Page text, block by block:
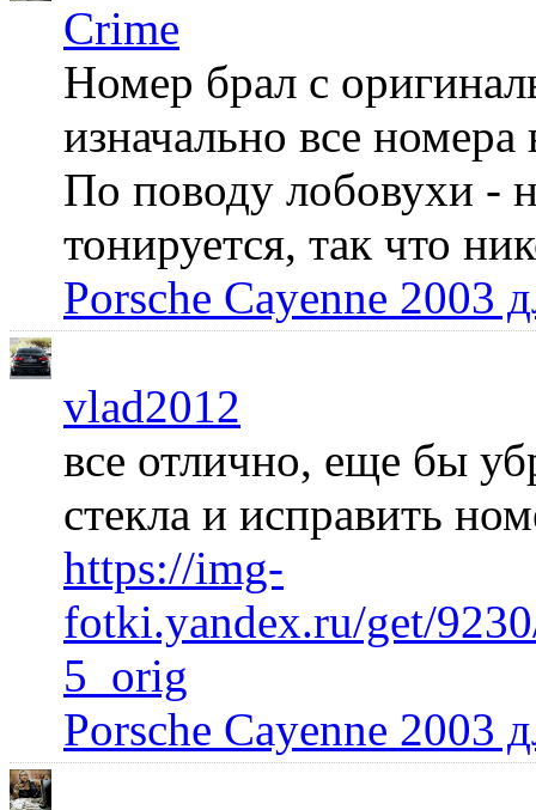
Crime
Номер брал с
изначально все
По поводу лобовухи -
тонируется, так что
Porsche Cayenne 2003
vlad2012
все отлично, еще бы
стекла и исправить
https://img-
fotki.yandex.ru/get/
5_orig
Porsche Cayenne 2003